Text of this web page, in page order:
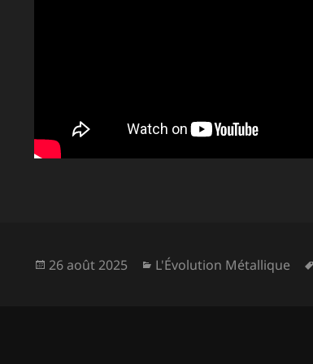
Publié
26 août 2025 Catégories
L'Évolution Métallique